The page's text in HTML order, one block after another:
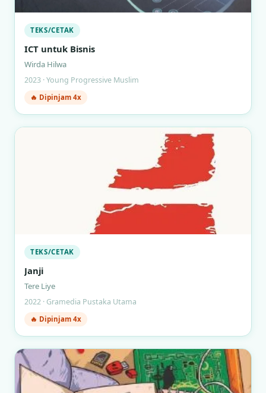
TEKS/CETAK
ICT untuk Bisnis
Wirda Hilwa
2023 · Young Progressive Muslim
🔥 Dipinjam 4x
TEKS/CETAK
Janji
Tere Liye
2022 · Gramedia Pustaka Utama
🔥 Dipinjam 4x